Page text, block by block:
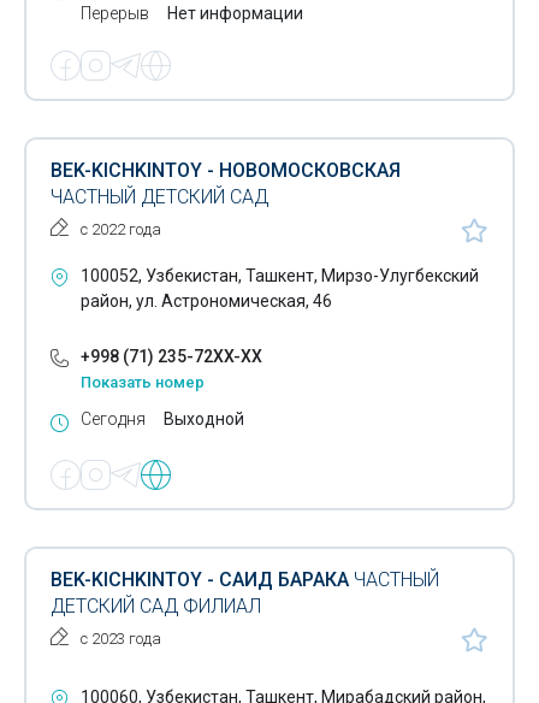
Перерыв
Нет информации
BEK-KICHKINTOY - НОВОМОСКОВСКАЯ
ЧАСТНЫЙ ДЕТСКИЙ САД
с 2022 года
100052, Узбекистан, Ташкент, Мирзо-Улугбекский
район, ул. Астрономическая, 46
+998 (71) 235-72XX-XX
Показать номер
Сегодня Выходной
BEK-KICHKINTOY - САИД БАРАКА ЧАСТНЫЙ
ДЕТСКИЙ САД ФИЛИАЛ
с 2023 года
100060, Узбекистан, Ташкент, Мирабадский район,